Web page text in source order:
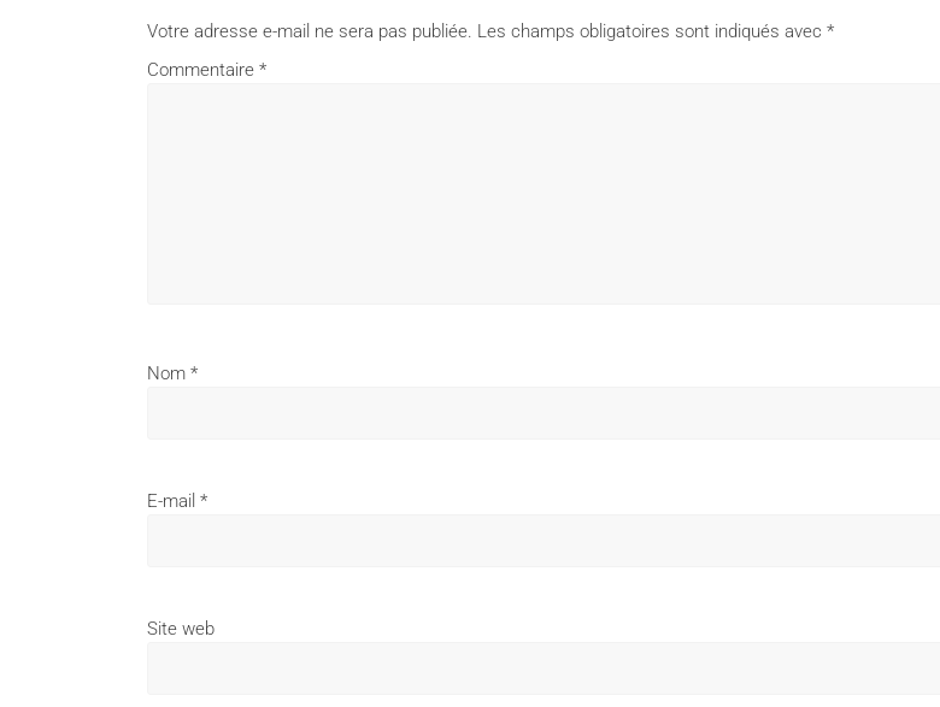
Votre adresse e-mail ne sera pas publiée. Les champs obligatoires sont indiqués avec *
Commentaire *
Nom *
E-mail *
Site web